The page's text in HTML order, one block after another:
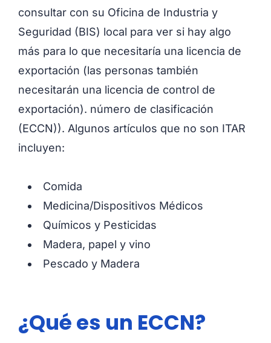
consultar con su Oficina de Industria y
Seguridad (BIS) local para ver si hay algo
más para lo que necesitaría una licencia de
exportación (las personas también
necesitarán una licencia de control de
exportación). número de clasificación
(ECCN)). Algunos artículos que no son ITAR
incluyen:
Comida
Medicina/Dispositivos Médicos
Químicos y Pesticidas
Madera, papel y vino
Pescado y Madera
¿Qué es un ECCN?